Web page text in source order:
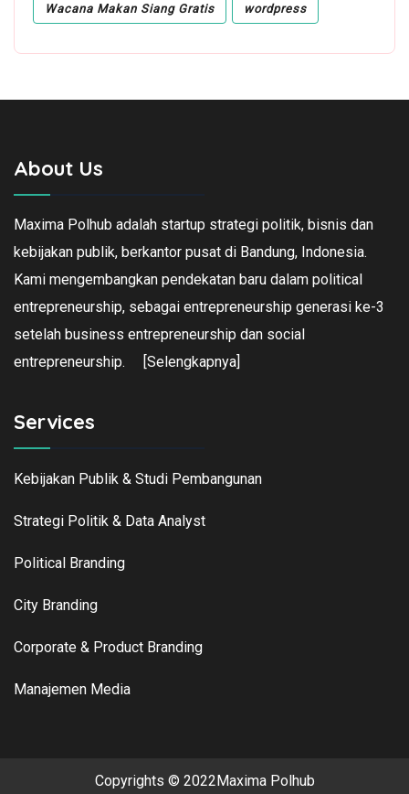
Wacana Makan Siang Gratis wordpress
About Us
Maxima Polhub adalah startup strategi politik, bisnis dan
kebijakan publik, berkantor pusat di Bandung, Indonesia.
Kami mengembangkan pendekatan baru dalam political
entrepreneurship, sebagai entrepreneurship generasi ke-3
setelah business entrepreneurship dan social
entrepreneurship.
[Selengkapnya]
Services
Kebijakan Publik & Studi Pembangunan
Strategi Politik & Data Analyst
Political Branding
City Branding
Corporate & Product Branding
Manajemen Media
Copyrights © 2022Maxima Polhub